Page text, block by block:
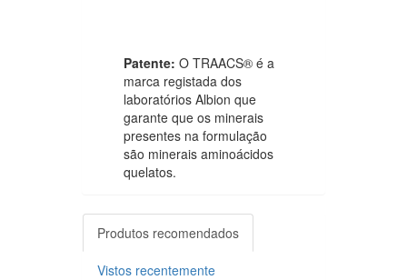
Patente: O TRAACS® é a
marca registada dos
laboratórios Albion que
garante que os minerais
presentes na formulação
são minerais aminoácidos
quelatos.
Produtos recomendados
Vistos recentemente